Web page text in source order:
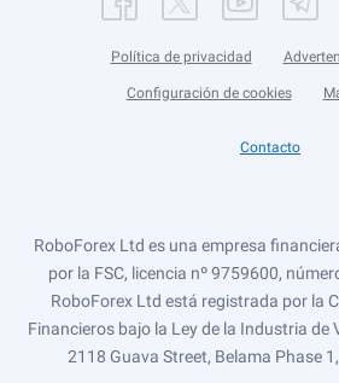
Política de privacidad
Configuración de cookies
Contacto
RoboForex Ltd es una empresa
por la FSC, licencia nº 9759600,
RoboForex Ltd está registrada por la
Financieros bajo la Ley de la Industria de
2118 Guava Street, Belama Phase